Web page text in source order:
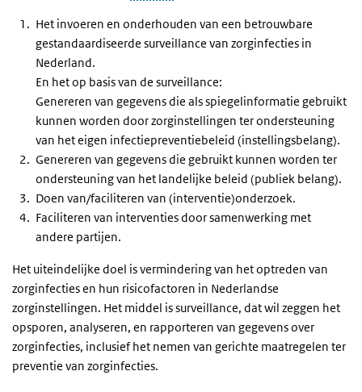
Het invoeren en onderhouden van een betrouwbare
gestandaardiseerde surveillance van zorginfecties in
Nederland.
En het op basis van de surveillance:
Genereren van gegevens die als spiegelinformatie gebruikt
kunnen worden door zorginstellingen ter ondersteuning
van het eigen infectiepreventiebeleid (instellingsbelang).
Genereren van gegevens die gebruikt kunnen worden ter
ondersteuning van het landelijke beleid (publiek belang).
Doen van/faciliteren van (interventie)onderzoek.
Faciliteren van interventies door samenwerking met
andere partijen.
Het uiteindelijke doel is vermindering van het optreden van
zorginfecties en hun risicofactoren in Nederlandse
zorginstellingen. Het middel is surveillance, dat wil zeggen het
opsporen, analyseren, en rapporteren van gegevens over
zorginfecties, inclusief het nemen van gerichte maatregelen ter
preventie van zorginfecties.